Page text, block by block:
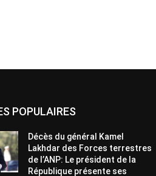
POPULAIRES
Décès du général Kamel
Lakhdar des Forces terrestres
de l’ANP: Le président de la
République présente ses